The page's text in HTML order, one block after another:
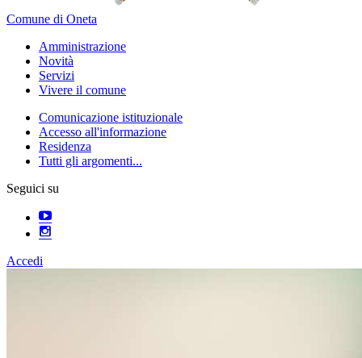
Comune di Oneta
Amministrazione
Novità
Servizi
Vivere il comune
Comunicazione istituzionale
Accesso all'informazione
Residenza
Tutti gli argomenti...
Seguici su
Accedi